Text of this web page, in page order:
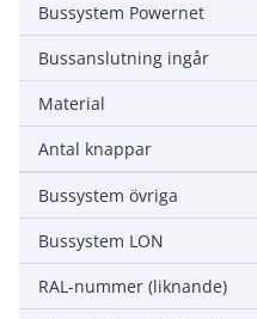
Bussystem Powernet
Bussanslutning ingår
Material
Antal knappar
Bussystem övriga
Bussystem LON
RAL-nummer (liknande)